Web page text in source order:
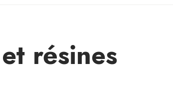
résines